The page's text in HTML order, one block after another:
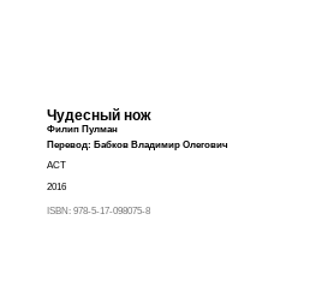
Чудесный нож
Филип Пулман
Перевод: Бабков Владимир Олегович
АСТ
2016
ISBN: 978-5-17-098075-8